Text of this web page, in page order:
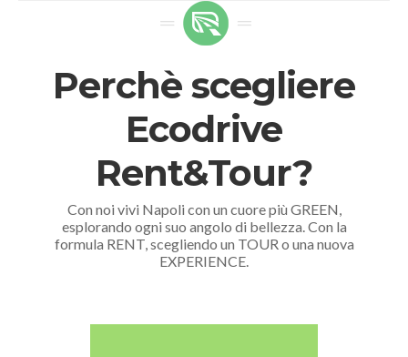
Perchè scegliere
Ecodrive
Rent&Tour?
Con noi vivi Napoli con un cuore più GREEN,
esplorando ogni suo angolo di bellezza. Con la
formula RENT, scegliendo un TOUR o una nuova
EXPERIENCE.